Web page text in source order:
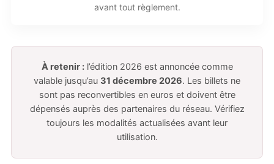
avant tout règlement.
À retenir :l’édition 2026 est annoncée comme
valable jusqu’au 31 décembre 2026. Les billets ne
sont pas reconvertibles en euros et doivent être
dépensés auprès des partenaires du réseau. Vérifiez
toujours les modalités actualisées avant leur
utilisation.